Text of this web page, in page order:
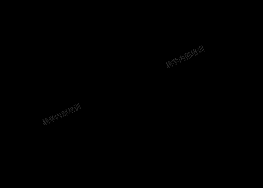
易学内部培训
易学内部培训